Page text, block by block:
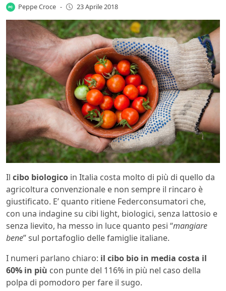
Peppe Croce - 23 Aprile 2018
Il cibo biologico in Italia costa molto di più di quello da
agricoltura convenzionale e non sempre il rincaro è
giustificato. E’ quanto ritiene Federconsumatori che,
con una indagine su cibi light, biologici, senza lattosio e
senza lievito, ha messo in luce quanto pesi “mangiare
bene” sul portafoglio delle famiglie italiane.
I numeri parlano chiaro: il cibo bio in media costa il
60% in più con punte del 116% in più nel caso della
polpa di pomodoro per fare il sugo.